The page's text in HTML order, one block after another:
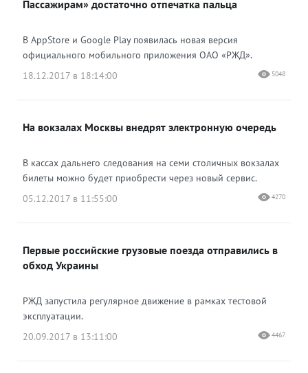
Пассажирам» достаточно отпечатка пальца
В AppStore и Google Play появилась новая версия
официального мобильного приложения ОАО «РЖД».
18.12.2017 в 18:14:00
5048
На вокзалах Москвы внедрят электронную очередь
В кассах дальнего следования на семи столичных вокзалах
билеты можно будет приобрести через новый сервис.
05.12.2017 в 11:55:00
4270
Первые российские грузовые поезда отправились в
обход Украины
РЖД запустила регулярное движение в рамках тестовой
эксплуатации.
20.09.2017 в 13:11:00
4467